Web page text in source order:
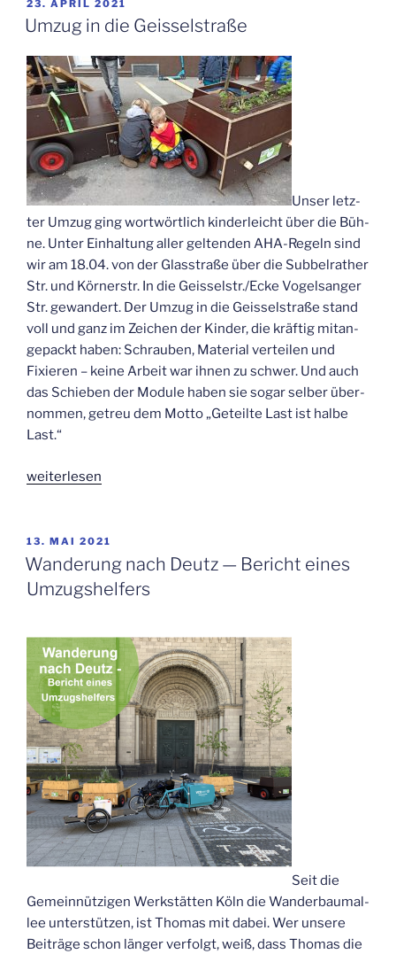
Nip­
AM
23. APRIL 2021
Umzug in die Geisselstraße
Unser letz­
ter Umzug ging wort­wört­lich kin­der­leicht über die Büh­
ne. Unter Ein­hal­tung aller gel­ten­den AHA-Regeln sind
wir am 18.04. von der Glas­stra­ße über die Sub­bel­ra­ther
Str. und Kör­ner­str. In die Geisselstr./Ecke Vogel­s­an­ger
Str. gewan­dert. Der Umzug in die Geis­sel­stra­ße stand
voll und ganz im Zei­chen der Kin­der, die kräf­tig mit­an­
ge­packt haben: Schrau­ben, Mate­ri­al ver­tei­len und
Fixie­ren – kei­ne Arbeit war ihnen zu schwer. Und auch
das Schie­ben der Modu­le haben sie sogar sel­ber über­
nom­men, getreu dem Mot­to „Geteil­te Last ist hal­be
Last.“
„Umzug
Geis­
sel­
stra­
wei­ter­le­sen
VERÖFFENTLICHT
AM
13. MAI 2021
Wan­de­rung nach Deutz — Bericht eines
Umzugshelfers
Seit die
Gemein­nüt­zi­gen Werk­stät­ten Köln die Wan­der­baum­al­
lee unter­stüt­zen, ist Tho­mas mit dabei. Wer unse­re
Bei­trä­ge schon län­ger ver­folgt, weiß, dass Tho­mas die